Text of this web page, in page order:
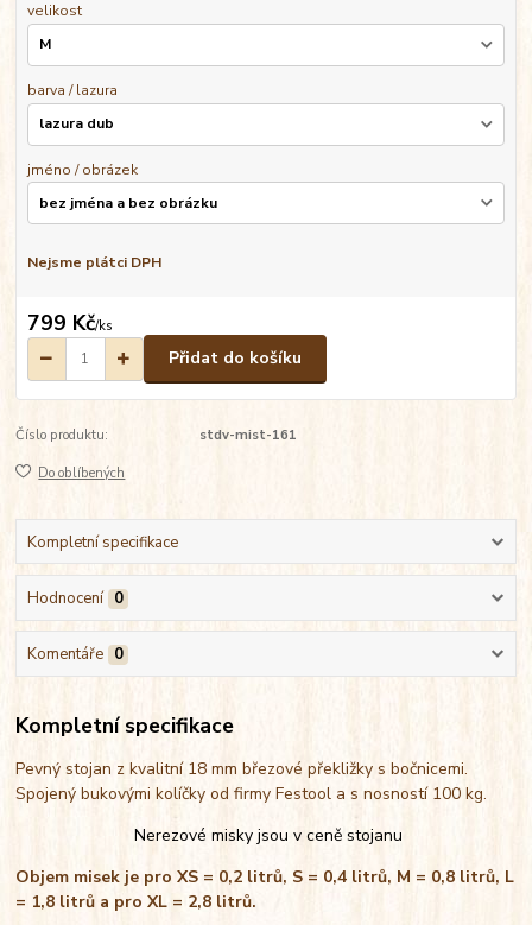
velikost
barva / lazura
jméno / obrázek
Nejsme plátci DPH
799 Kč/ks
Přidat do košíku
Číslo produktu: stdv-mist-161
Do oblíbených
Kompletní specifikace
Hodnocení 0
Komentáře 0
Kompletní specifikace
Pevný stojan z kvalitní 18 mm březové překližky s bočnicemi.
Spojený bukovými kolíčky od firmy Festool a s nosností 100 kg.
Nerezové misky jsou v ceně stojanu
Objem misek je pro XS = 0,2 litrů, S = 0,4 litrů, M = 0,8 litrů, L
= 1,8 litrů a pro XL = 2,8 litrů.